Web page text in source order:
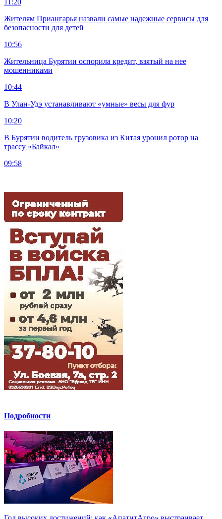
Жителям Приангарья назвали самые надежные сервисы для
безопасности для детей
10:56
Жительница Бурятии оспорила кредит, взятый на нее
мошенниками
10:44
В Улан-Удэ устанавливают «умные» весы для фур
10:20
В Бурятии водитель грузовика из Китая уронил ротор на
трассу «Байкал»
09:58
Подробности